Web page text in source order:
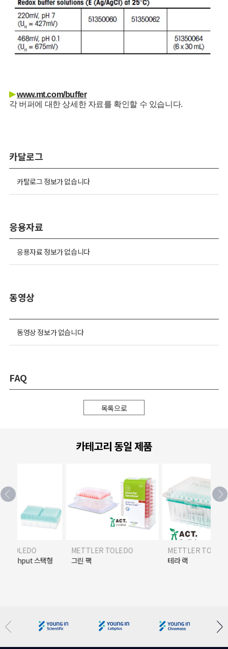
▶ www.mt.com/buffer
각 버퍼에 대한 상세한 자료를 확인할 수 있습니다.
카달로그
카탈로그 정보가 없습니다
응용자료
응용자료 정보가 없습니다
동영상
동영상 정보가 없습니다
FAQ
목록으로
카테고리 동일 제품
TOLEDO
스택형
METTLER TOLEDO
그린 팩
METTLER
테라 랙